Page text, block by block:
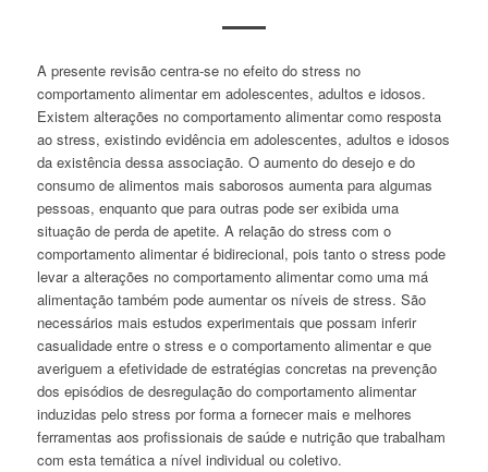
A presente revisão centra-se no efeito do stress no
comportamento alimentar em adolescentes, adultos e idosos.
Existem alterações no comportamento alimentar como resposta
ao stress, existindo evidência em adolescentes, adultos e idosos
da existência dessa associação. O aumento do desejo e do
consumo de alimentos mais saborosos aumenta para algumas
pessoas, enquanto que para outras pode ser exibida uma
situação de perda de apetite. A relação do stress com o
comportamento alimentar é bidirecional, pois tanto o stress pode
levar a alterações no comportamento alimentar como uma má
alimentação também pode aumentar os níveis de stress. São
necessários mais estudos experimentais que possam inferir
casualidade entre o stress e o comportamento alimentar e que
averiguem a efetividade de estratégias concretas na prevenção
dos episódios de desregulação do comportamento alimentar
induzidas pelo stress por forma a fornecer mais e melhores
ferramentas aos profissionais de saúde e nutrição que trabalham
com esta temática a nível individual ou coletivo.